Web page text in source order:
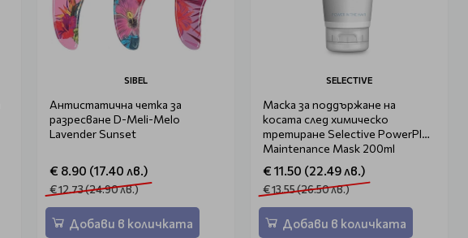
SIBEL
Антистатична четка за
разресване D-Meli-Melo
Lavender Sunset
€ 8.90 (17.40 лв.)
€ 12.73 (24.90 лв.)
Добави в количката
SELECTIVE
Маска за поддържане на
косата след химическо
третиране Selective PowerPlex
Maintenance Mask 200ml
€ 11.50 (22.49 лв.)
€ 13.55 (26.50 лв.)
Добави в количката